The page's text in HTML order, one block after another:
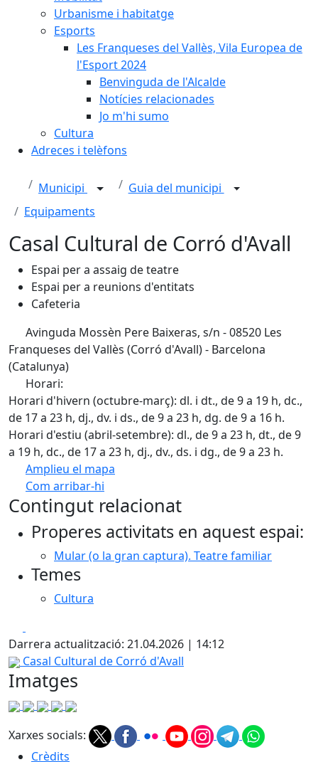
Urbanisme i habitatge
Esports
Les Franqueses del Vallès, Vila Europea de
l'Esport 2024
Benvinguda de l'Alcalde
Notícies relacionades
Jo m'hi sumo
Cultura
Adreces i telèfons
Municipi
Guia del municipi
Equipaments
Casal Cultural de Corró d'Avall
Espai per a assaig de teatre
Espai per a reunions d'entitats
Cafeteria
Avinguda Mossèn Pere Baixeras, s/n - 08520 Les
Franqueses del Vallès (Corró d'Avall) - Barcelona
(Catalunya)
Horari:
Horari d'hivern (octubre-març): dl. i dt., de 9 a 19 h, dc.,
de 17 a 23 h, dj., dv. i ds., de 9 a 23 h, dg. de 9 a 16 h.
Horari d'estiu (abril-setembre): dl., de 9 a 23 h, dt., de 9
a 19 h, dc., de 17 a 23 h, dj., dv., ds. i dg., de 9 a 23 h.
Amplieu el mapa
Com arribar-hi
+
Contingut relacionat
Properes activitats en aquest espai:
Mular (o la gran captura). Teatre familiar
Temes
Cultura
Darrera actualització: 21.04.2026 | 14:12
Casal Cultural de Corró d'Avall
Imatges
Xarxes socials:
Crèdits